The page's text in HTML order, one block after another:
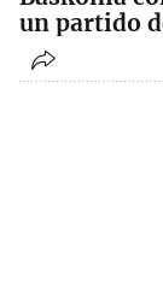
un partido